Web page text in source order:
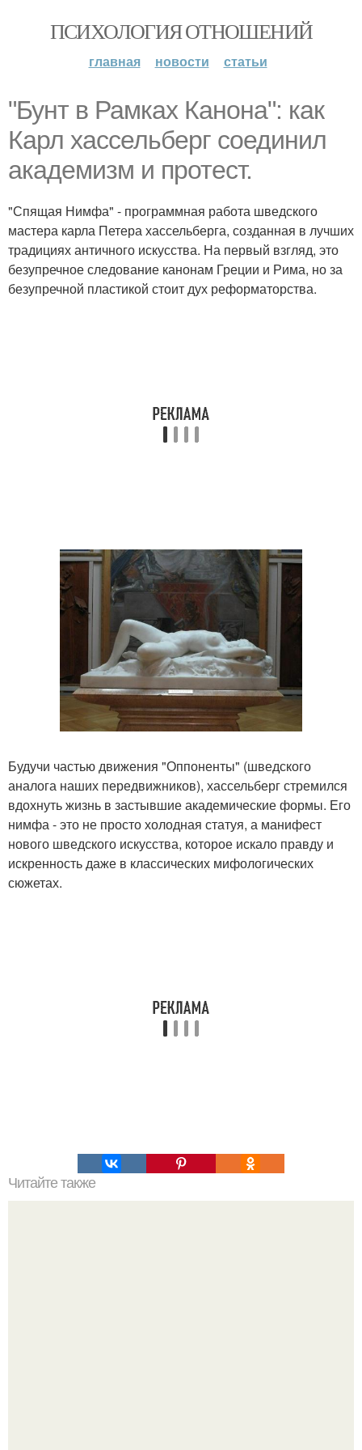
ПСИХОЛОГИЯ ОТНОШЕНИЙ
главная новости статьи
"Бунт в Рамках Канона": как
Карл хассельберг соединил
академизм и протест.
"Спящая Нимфа" - программная работа шведского
мастера карла Петера хассельберга, созданная в лучших
традициях античного искусства. На первый взгляд, это
безупречное следование канонам Греции и Рима, но за
безупречной пластикой стоит дух реформаторства.
Будучи частью движения "Оппоненты" (шведского
аналога наших передвижников), хассельберг стремился
вдохнуть жизнь в застывшие академические формы. Его
нимфа - это не просто холодная статуя, а манифест
нового шведского искусства, которое искало правду и
искренность даже в классических мифологических
сюжетах.
Читайте также